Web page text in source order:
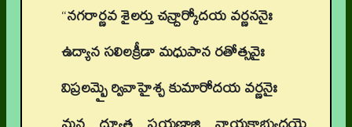
“నగరార్ణవ శైలర్తు చన్ద్రార్కోదయ వర్ణననైః
ఉద్యాన సలిలక్రీడా మధుపాన రతోత్సవైః
విప్రలమ్బై ర్వివాహైశ్చ కుమారోదయ వర్ణనైః